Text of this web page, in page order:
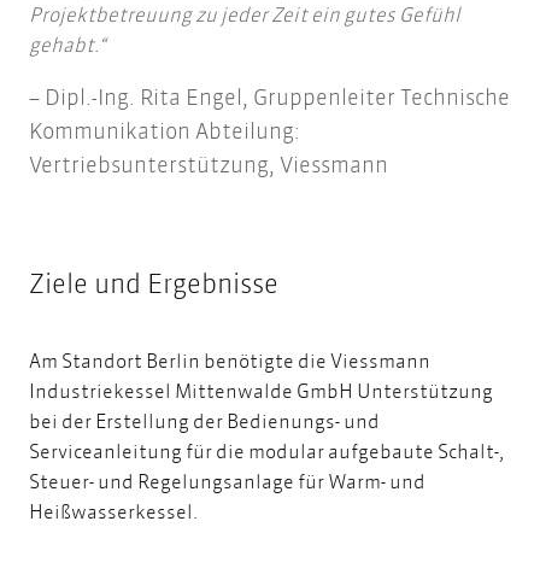
Projektbetreuung zu jeder Zeit ein gutes Gefühl
gehabt.
Dipl.-Ing. Rita Engel, Gruppenleiter Technische
Kommunikation Abteilung:
Vertriebsunterstützung, Viessmann
Ziele und Ergebnisse
Am Standort Berlin benötigte die Viessmann
Industriekessel Mittenwalde GmbH Unterstützung
bei der Erstellung der Bedienungs- und
Serviceanleitung für die modular aufgebaute Schalt-,
Steuer- und Regelungsanlage für Warm- und
Heißwasserkessel.